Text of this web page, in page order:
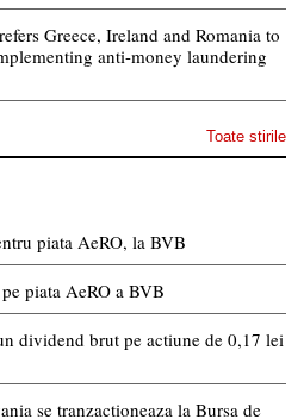
Greece, Ireland and Romania to
anti-money laundering
Toate stirile
piata AeRO, la BVB
piata AeRO a BVB
dividend brut pe actiune de 0,17 lei
se tranzactioneaza la Bursa de